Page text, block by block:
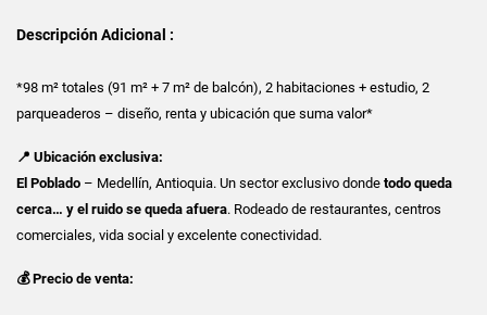
Descripción Adicional :
*98 m² totales (91 m² + 7 m² de balcón), 2 habitaciones + estudio, 2
parqueaderos – diseño, renta y ubicación que suma valor*
📍 Ubicación exclusiva:
El Poblado – Medellín, Antioquia. Un sector exclusivo donde todo queda
cerca… y el ruido se queda afuera. Rodeado de restaurantes, centros
comerciales, vida social y excelente conectividad.
💰 Precio de venta: